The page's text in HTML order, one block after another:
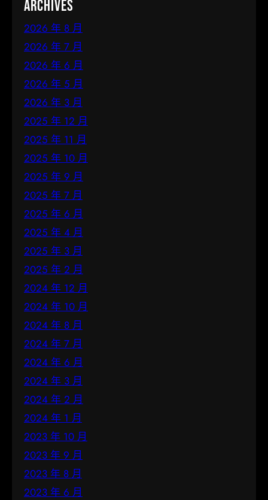
Archives
2026 年 8 月
2026 年 7 月
2026 年 6 月
2026 年 5 月
2026 年 3 月
2025 年 12 月
2025 年 11 月
2025 年 10 月
2025 年 9 月
2025 年 7 月
2025 年 6 月
2025 年 4 月
2025 年 3 月
2025 年 2 月
2024 年 12 月
2024 年 10 月
2024 年 8 月
2024 年 7 月
2024 年 6 月
2024 年 3 月
2024 年 2 月
2024 年 1 月
2023 年 10 月
2023 年 9 月
2023 年 8 月
2023 年 6 月